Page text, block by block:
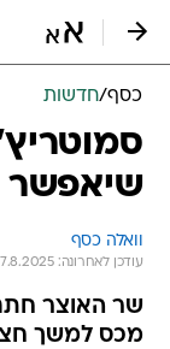
כסף/חדשות
שיאפשר
וואלה כסף
עודכן לאחרונה: 27.8.2025 / 11:59
שר האוצר
מכס למשך